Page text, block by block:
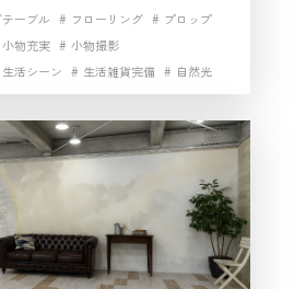
作りやすいと思います。昭和
ススタジオなので、中央区に
がらレトロで落ち着いた雰囲
出できます。和風、古民家、
系の撮影スタジオを探してい
におすすめです。
いた雰囲気を活かし、ポートレート、商
レ撮影など幅広い撮影に対応。人形町駅か
も利用できるため、中央区でレトロな世
オを探している方におすすめです。
ーブル フローリング
プロップ
物充実
小物撮影
生活シーン 生活雑貨完備
自然光
高速インターネット